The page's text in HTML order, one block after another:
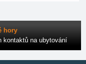
hory
kontaktů na ubytování